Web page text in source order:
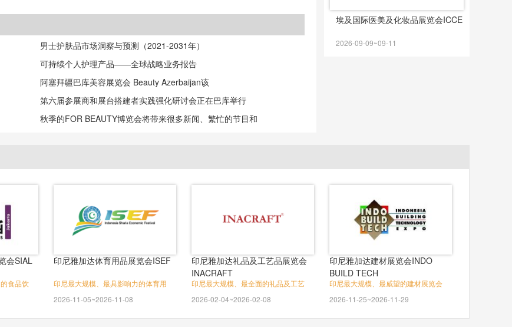
男士护肤品市场洞察与预测（2021-2031年）
可持续个人护理产品——全球战略业务报告
阿塞拜疆巴库美容展览会 Beauty Azerbaijan该
第六届参展商和展台搭建者实践强化研讨会正在巴库举行
秋季的FOR BEAUTY博览会将带来很多新闻、繁忙的节目和
埃及国际医美及化妆品展览会ICCE
2026-09-09~09-11
会SIAL
食品饮
印尼雅加达体育用品展览会ISEF
印尼最大规模、最具影响力的体育用
2026-11-05~2026-11-08
印尼雅加达礼品及工艺品展览会
INACRAFT
印尼最大规模、最全面的礼品及工艺
2026-02-04~2026-02-08
印尼雅加达建材展览会INDO
BUILD TECH
印尼最大规模、最威望的建材展览会
2026-11-25~2026-11-29